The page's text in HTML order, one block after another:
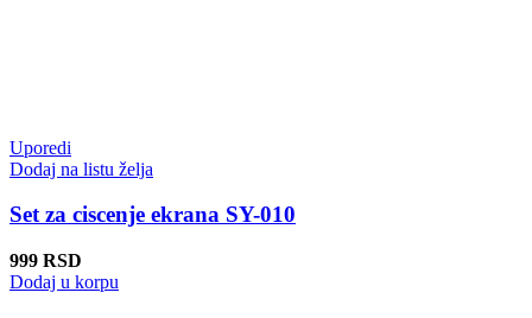
Uporedi
Dodaj na listu želja
Set za ciscenje ekrana SY-010
999 RSD
Dodaj u korpu